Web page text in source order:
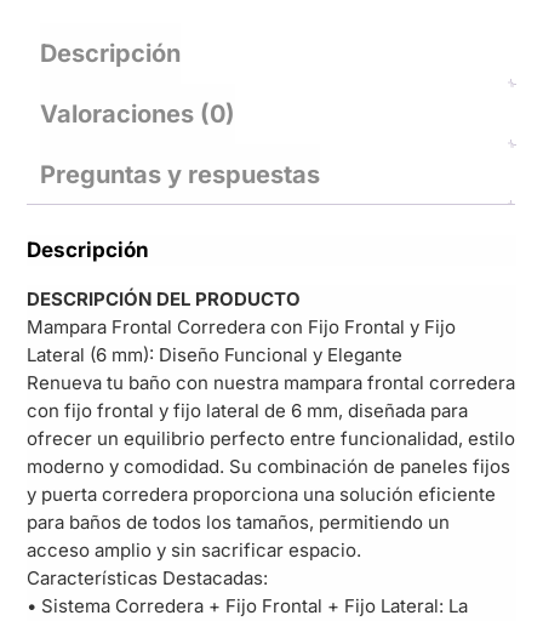
Descripción
Valoraciones (0)
Preguntas y respuestas
Descripción
DESCRIPCIÓN DEL PRODUCTO
Mampara Frontal Corredera con Fijo Frontal y Fijo
Lateral (6 mm): Diseño Funcional y Elegante
Renueva tu baño con nuestra mampara frontal corredera
con fijo frontal y fijo lateral de 6 mm, diseñada para
ofrecer un equilibrio perfecto entre funcionalidad, estilo
moderno y comodidad. Su combinación de paneles fijos
y puerta corredera proporciona una solución eficiente
para baños de todos los tamaños, permitiendo un
acceso amplio y sin sacrificar espacio.
Características Destacadas:
• Sistema Corredera + Fijo Frontal + Fijo Lateral: La